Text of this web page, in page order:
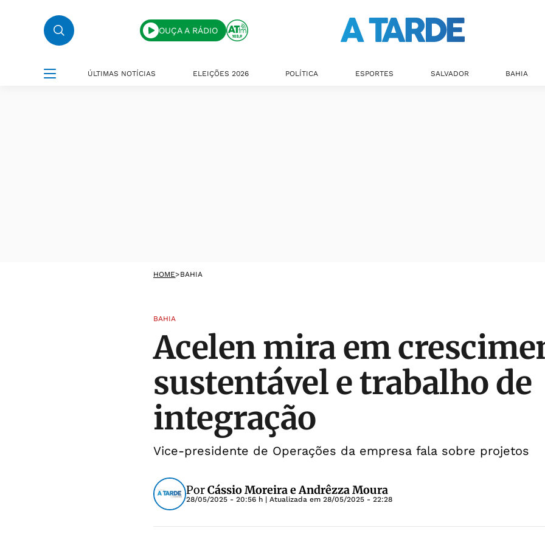
OUÇA A RÁDIO
ÚLTIMAS NOTÍCIAS ELEIÇÕES 2026 POLÍTICA ESPORTES SALVADOR BAHIA
HOME>BAHIA
BAHIA
Acelen mira em
sustentável e trabalho de
integração
Vice-presidente de Operações da empresa fala sobre projetos
PorCássio Moreira e Andrêzza Moura
28/05/2025 - 20:56 h | Atualizada em 28/05/2025 - 22:28